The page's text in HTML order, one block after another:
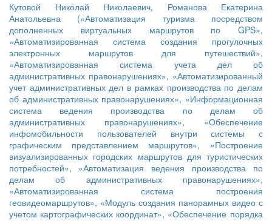
Кутовой Николай Николаевич, Романова Екатерина
Анатольевна («Автоматизация туризма посредством
дополненных виртуальных маршрутов по GPS»,
«Автоматизированная система создания прогулочных
электронных маршрутов для путешествий»,
«Автоматизированная система учета дел об
административных правонарушениях», «Автоматизированный
учет административных дел в рамках производства по делам
об административных правонарушениях», «Информационная
система ведения производства по делам об
административных правонарушениях»,
«Обеспечение
инфомобильности пользователей внутри системы с
графическим представлением маршрутов»,
«Построение
визуализированных городских маршрутов для туристических
потребностей»,
«Автоматизация ведения производства по
делам об административных правонарушениях»,
«Автоматизированная система построения
геовидеомаршрутов», «Модуль создания панорамных видео с
учетом картографических координат», «Обеспечение порядка